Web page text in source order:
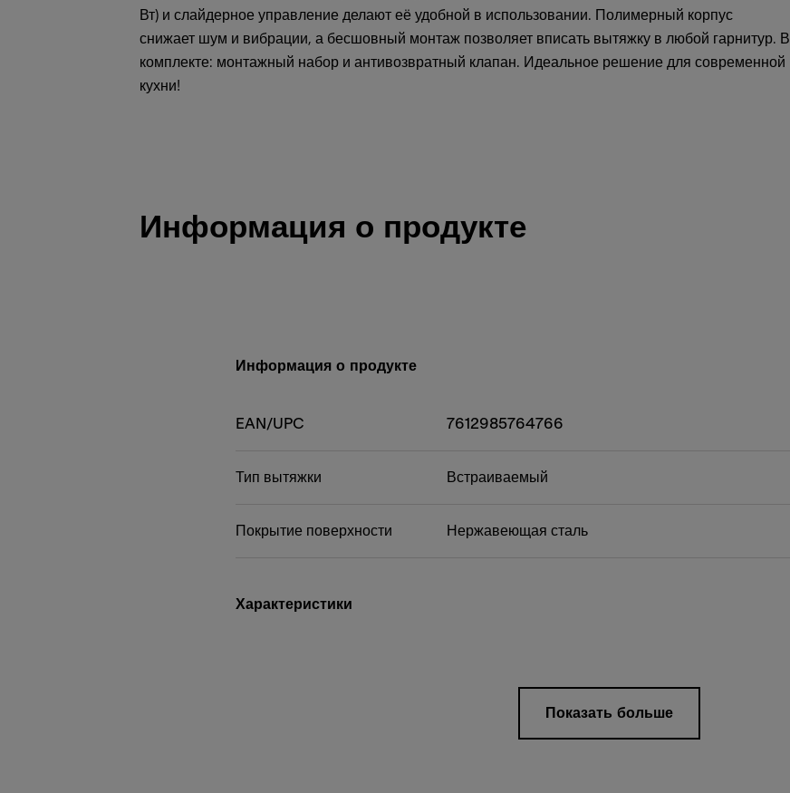
Вт) и слайдерное управление делают её удобной в использовании. Полимерный корпус
снижает шум и вибрации, а бесшовный монтаж позволяет вписать вытяжку в любой гарнитур. В
комплекте: монтажный набор и антивозвратный клапан. Идеальное решение для современной
кухни!
Информация о продукте
Информация о продукте
EAN/UPC 7612985764766
Тип вытяжки Встраиваемый
Покрытие поверхности Нержавеющая сталь
Характеристики
Показать больше